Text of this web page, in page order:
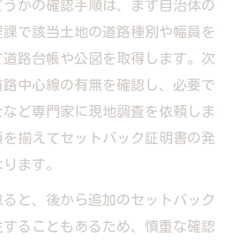
かの確認手順は、まず自治体の
で該当土地の道路種別や幅員を
路台帳や公図を取得します。次
中心線の有無を確認し、必要で
ど専門家に現地調査を依頼しま
揃えてセットバック証明書の発
ます。
と、後から追加のセットバック
ることもあるため、慎重な確認